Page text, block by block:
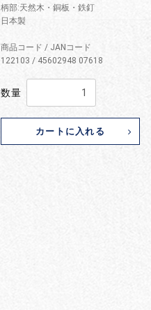
柄部:天然木・銅板・鉄釘
日本製
商品コード / JANコード
122103 / 45602948 07618
数量
カートに入れる